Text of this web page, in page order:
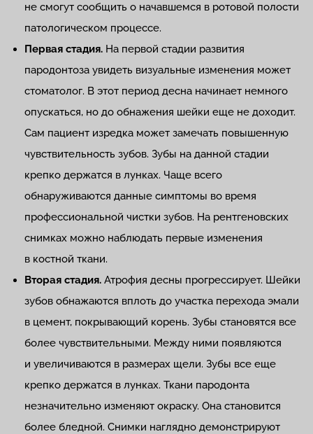
не смогут сообщить о начавшемся в ротовой полости
патологическом процессе.
Первая стадия. На первой стадии развития
пародонтоза увидеть визуальные изменения может
стоматолог. В этот период десна начинает немного
опускаться, но до обнажения шейки еще не доходит.
Сам пациент изредка может замечать повышенную
чувствительность зубов. Зубы на данной стадии
крепко держатся в лунках. Чаще всего
обнаруживаются данные симптомы во время
профессиональной чистки зубов. На рентгеновских
снимках можно наблюдать первые изменения
в костной ткани.
Вторая стадия. Атрофия десны прогрессирует. Шейки
зубов обнажаются вплоть до участка перехода эмали
в цемент, покрывающий корень. Зубы становятся все
более чувствительными. Между ними появляются
и увеличиваются в размерах щели. Зубы все еще
крепко держатся в лунках. Ткани пародонта
незначительно изменяют окраску. Она становится
более бледной. Снимки наглядно демонстрируют